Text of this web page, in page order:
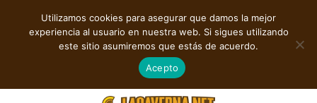
TENDENCIAS
Rock, folk e indie: cuatro estrenos independientes por descubrir
agosto 7, 2026
Utilizamos cookies para asegurar que damos la mejor
experiencia al usuario en nuestra web. Si sigues utilizando
este sitio asumiremos que estás de acuerdo.
Acepto